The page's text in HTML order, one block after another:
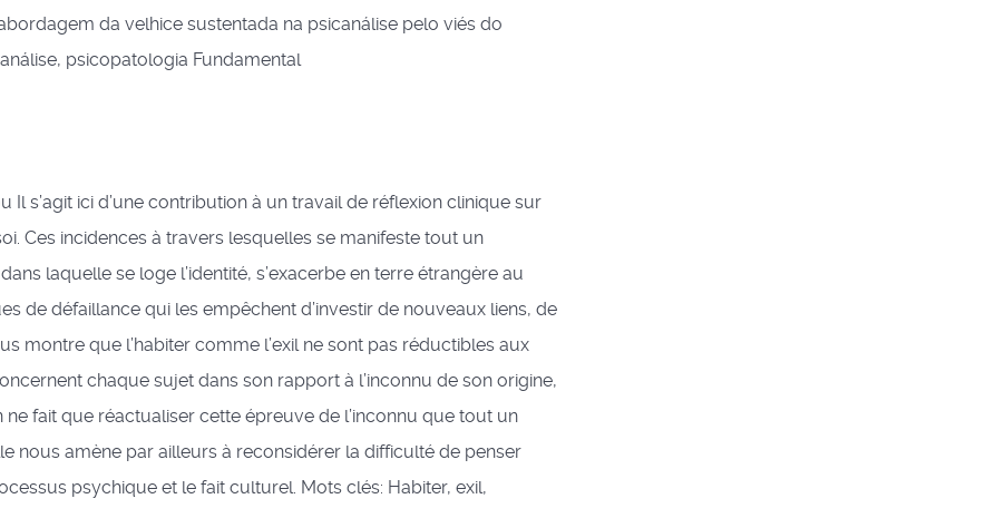
da velhice sustentada na psicanálise pelo viés do
psicopatologia Fundamental
Il s’agit ici d’une contribution à un travail de réflexion clinique sur
Ces incidences à travers lesquelles se manifeste tout un
laquelle se loge l’identité, s’exacerbe en terre étrangère au
de défaillance qui les empêchent d’investir de nouveaux liens, de
montre que l’habiter comme l’exil ne sont pas réductibles aux
chaque sujet dans son rapport à l’inconnu de son origine,
fait que réactualiser cette épreuve de l’inconnu que tout un
nous amène par ailleurs à reconsidérer la difficulté de penser
psychique et le fait culturel. Mots clés: Habiter, exil,